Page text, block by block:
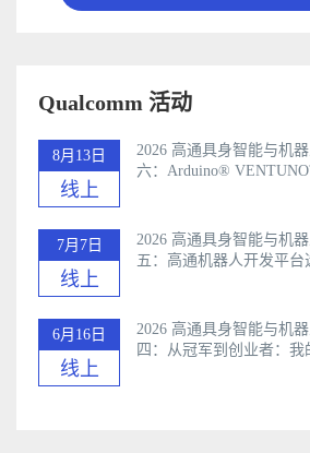
Qualcomm 活动
8月13日
线上
2026 高通具身智能与机
六：Arduino®️
7月7日
线上
2026 高通具身智能与机
五：高通机器人开发平台
6月16日
线上
2026 高通具身智能与机
四：从冠军到创业者：我